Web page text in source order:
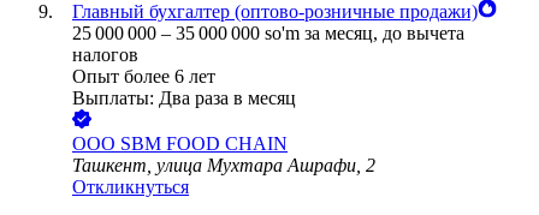
Главный бухгалтер (оптово-розничные продажи)
25 000 000 – 35 000 000 so'm за месяц, до вычета
налогов
Опыт более 6 лет
Выплаты: Два раза в месяц
ООО SBM FOOD CHAIN
Ташкент, улица Мухтара Ашрафи, 2
Откликнуться